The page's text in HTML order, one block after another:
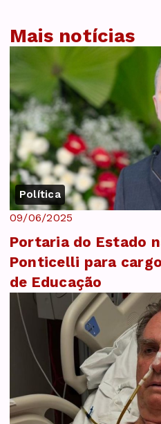
Mais notícias
Política
09/06/2025
Portaria do Estado
Ponticelli para
de Educação